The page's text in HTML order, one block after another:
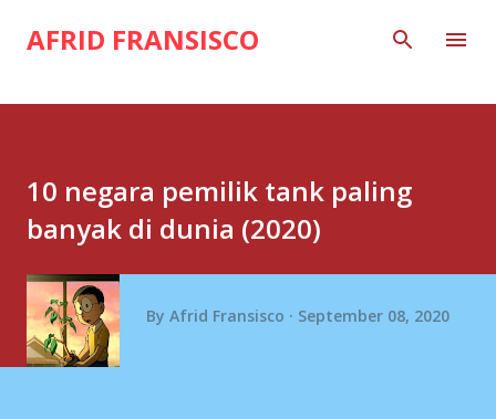
Skip to main content
AFRID FRANSISCO
10 negara pemilik tank paling
banyak di dunia (2020)
By Afrid Fransisco September 08, 2020